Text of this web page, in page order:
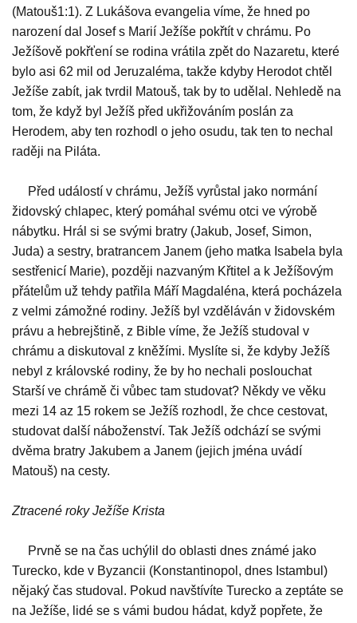
(Matouš1:1). Z Lukášova evangelia víme, že hned po
narození dal Josef s Marií Ježíše pokřtít v chrámu. Po
Ježíšově pokřťení se rodina vrátila zpět do Nazaretu, které
bylo asi 62 mil od Jeruzaléma, takže kdyby Herodot chtěl
Ježíše zabít, jak tvrdil Matouš, tak by to udělal. Nehledě na
tom, že když byl Ježíš před ukřižováním poslán za
Herodem, aby ten rozhodl o jeho osudu, tak ten to nechal
raději na Piláta.
Před událostí v chrámu, Ježíš vyrůstal jako normání
židovský chlapec, který pomáhal svému otci ve výrobě
nábytku. Hrál si se svými bratry (Jakub, Josef, Simon,
Juda) a sestry, bratrancem Janem (jeho matka Isabela byla
sestřenicí Marie), později nazvaným Křtitel a k Ježíšovým
přátelům už tehdy patřila Máří Magdaléna, která pocházela
z velmi zámožné rodiny. Ježíš byl vzděláván v židovském
právu a hebrejštině, z Bible víme, že Ježíš studoval v
chrámu a diskutoval z kněžími. Myslíte si, že kdyby Ježíš
nebyl z královské rodiny, že by ho nechali poslouchat
Starší ve chrámě či vůbec tam studovat? Někdy ve věku
mezi 14 az 15 rokem se Ježíš rozhodl, že chce cestovat,
studovat další náboženství. Tak Ježíš odchází se svými
dvěma bratry Jakubem a Janem (jejich jména uvádí
Matouš) na cesty.
Ztracené roky Ježíše Krista
Prvně se na čas uchýlil do oblasti dnes známé jako
Turecko, kde v Byzancii (Konstantinopol, dnes Istambul)
nějaký čas studoval. Pokud navštívíte Turecko a zeptáte se
na Ježíše, lidé se s vámi budou hádat, když popřete, že